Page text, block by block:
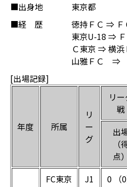
■出身地
東京都
■経 歴
徳持ＦＣ ⇒ Ｆ
東京U-18 ⇒
Ｃ東京 ⇒ 横
山雅ＦＣ ⇒
[出場記録]
年度 所属
リ
ー
グ
リ
戦
出
（
点）
FC東京 J1 0 （0